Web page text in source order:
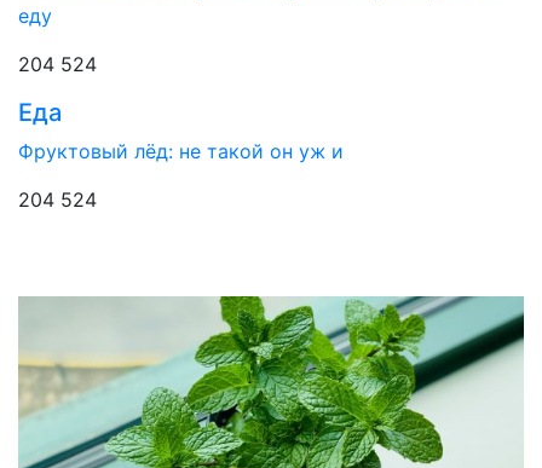
еду
204 524
Еда
Фруктовый лёд: не такой он уж и
204 524